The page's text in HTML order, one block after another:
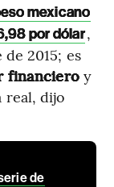
mexicano
por dólar,
2015; es
financieroy
real, dijo
de